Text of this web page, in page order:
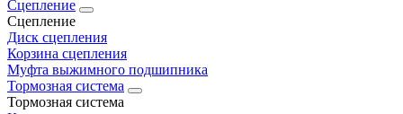
Сцепление
Сцепление
Диск сцепления
Корзина сцепления
Муфта выжимного подшипника
Тормозная система
Тормозная система